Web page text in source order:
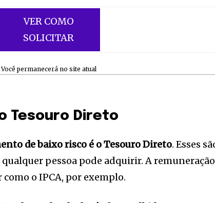
VER COMO
SOLICITAR
Você permanecerá no site atual
Tesouro Direto
de baixo risco é o Tesouro Direto. Esses
pessoa pode adquirir. A remuneração
o IPCA, por exemplo.